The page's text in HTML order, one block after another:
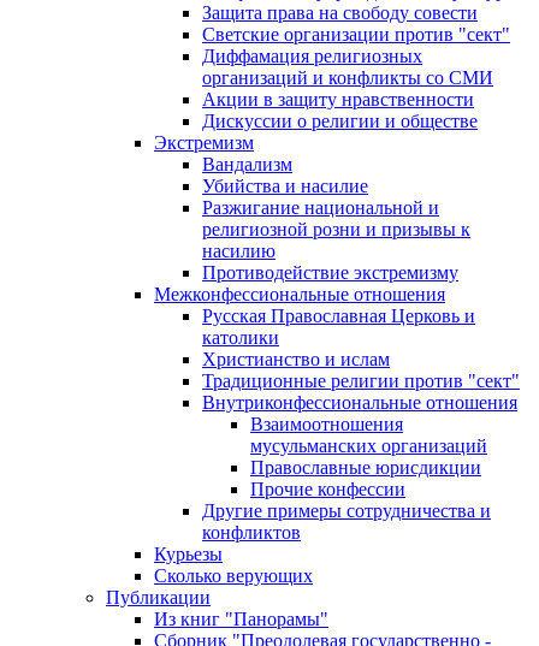
Защита права на свободу совести
Светские организации против "сект"
Диффамация религиозных
организаций и конфликты со СМИ
Акции в защиту нравственности
Дискуссии о религии и обществе
Экстремизм
Вандализм
Убийства и насилие
Разжигание национальной и
религиозной розни и призывы к
насилию
Противодействие экстремизму
Межконфессиональные отношения
Русская Православная Церковь и
католики
Христианство и ислам
Традиционные религии против "сект"
Внутриконфессиональные отношения
Взаимоотношения
мусульманских организаций
Православные юрисдикции
Прочие конфессии
Другие примеры сотрудничества и
конфликтов
Курьезы
Сколько верующих
Публикации
Из книг "Панорамы"
Сборник "Преодолевая государственно -